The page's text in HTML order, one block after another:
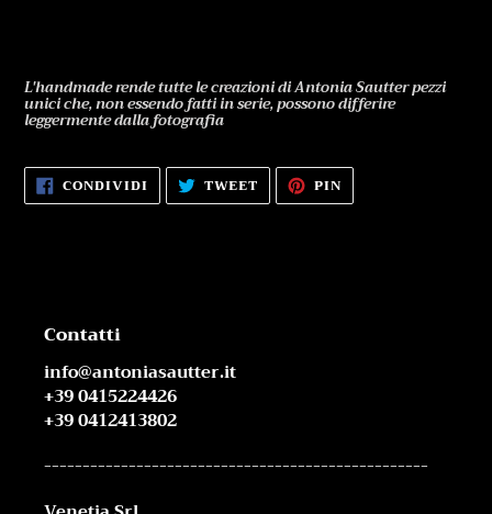
L'handmade rende tutte le creazioni di Antonia Sautter pezzi
unici che, non essendo fatti in serie, possono differire
leggermente dalla fotografia
CONDIVIDICONDIVIDI
SU
FACEBOOK
TWEET TWITTA
TWITTER
PIN
PINTEREST
Contatti
info@antoniasautter.it
+39 0415224426
+39 0412413802
--------------------------------------------------